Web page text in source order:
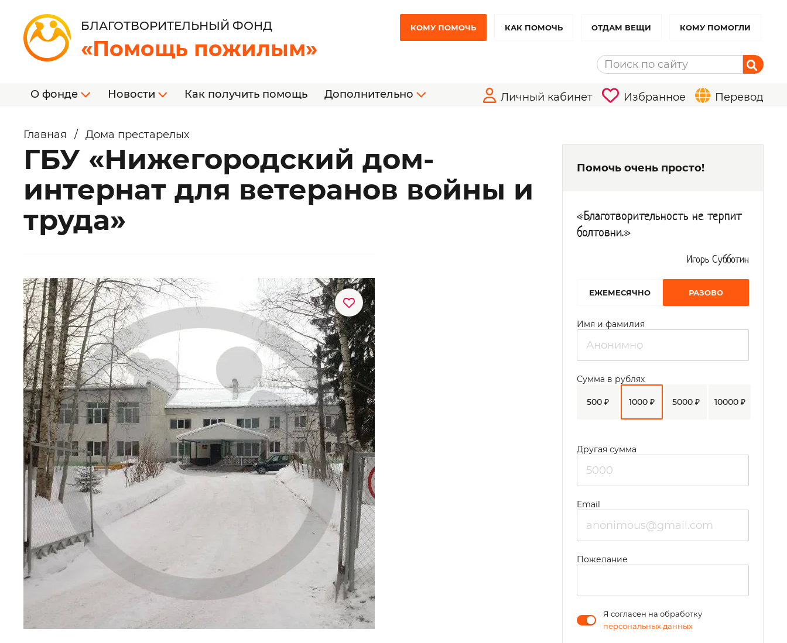
БЛАГОТВОРИТЕЛЬНЫЙ ФОНД
«Помощь пожилым»
КОМУ ПОМОЧЬ КАК ПОМОЧЬ ОТДАМ ВЕЩИ КОМУ ПОМОГЛИ
О фонде Новости Как получить помощь Дополнительно Личный кабинет Избранное Перевод
Главная / Дома престарелых
ГБУ «Нижегородский дом-
интернат для ветеранов войны и
труда»
Помочь очень просто!
«Благотворительность не терпит
болтовни.»
Игорь Субботин
EЖЕМЕСЯЧНО РАЗОВО
Имя и фамилия
500 ₽ 1000 ₽ 5000 ₽ 10000 ₽
Сумма в рублях
Другая сумма
Email
Пожелание
Я согласен на обработку
персональных данных